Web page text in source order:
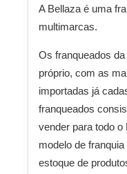
A Bellaza é uma
multimarcas.
Os franqueados
próprio, com as
importadas já
franqueados
vender para todo o
modelo de
estoque de